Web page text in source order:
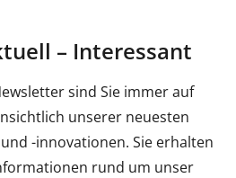
– Interessant
sind Sie immer auf
unserer neuesten
-innovationen. Sie erhalten
rund um unser